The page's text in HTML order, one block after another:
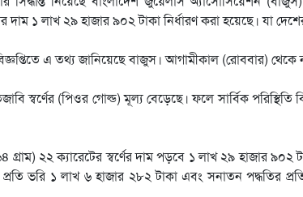
১ লাখ ২৯ হাজার ৯০২ টাকা নির্ধারণ করা হয়েছে। যা
এ তথ্য জানিয়েছে বাজুস। আগামীকাল (রোববার)
স্বর্ণের (পিওর গোল্ড) মূল্য বেড়েছে। ফলে সার্বিক পরিস্থিতি
২২ ক্যারেটের স্বর্ণের দাম পড়বে ১ লাখ ২৯ হাজার ৯০২
ভরি ১ লাখ ৬ হাজার ২৮২ টাকা এবং সনাতন পদ্ধতির